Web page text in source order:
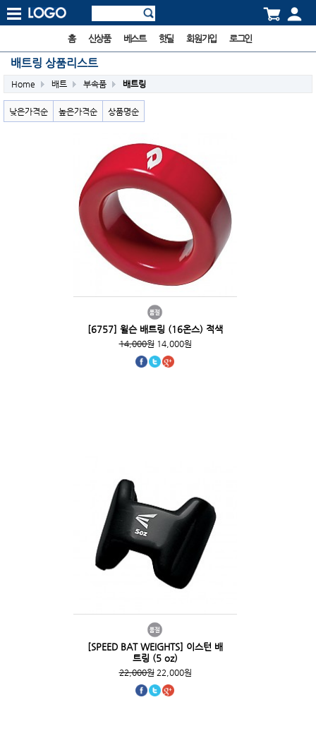
홈 신상품 베스트 핫딜 회원가입 로그인
배트링 상품리스트
Home 배트 부속품 배트링
낮은가격순 높은가격순 상품명순
[6757] 윌슨 배트링 (16온스) 적색
14,000원14,000원
[SPEED BAT WEIGHTS] 이스턴 배
트링 (5 oz)
22,000원22,000원